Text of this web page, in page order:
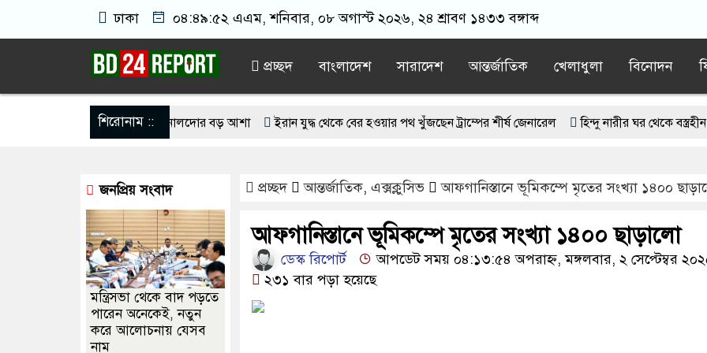
ঢাকা ০৪:৪৯:৫২ এএম, শনিবার, ০৮ অগাস্ট ২০২৬, ২৪ শ্রাবণ ১৪৩৩ বঙ্গাব্দ
প্রচ্ছদ বাংলাদেশ সারাদেশ আন্তর্জাতিক খেলাধুলা বিনোদন
শিরোনাম ::
হবে: ছেলেকে নিয়ে রোনালদোর বড় আশা ইরান যুদ্ধ থেকে বের হওয়ার পথ খুঁজছেন ট্রাম্পের শীর্ষ জেনারেল হিন্দু নারীর ঘর থেকে বস্ত্রহীন
চাপে মোদি সরকার রাশিয়ার জ্বালানি তেল কিনলেই ১০০% কর, বিপাকে ভারত শেখ হাসিনা ফিরলে তাকে ফাঁ/সির কাষ্ঠে নেওয়া হবে: রাশেদ
ছিল জনতার, কোনো রাজনৈতিক দলের নয়: রাষ্ট্রপতি
প্রচ্ছদ আন্তর্জাতিক, এক্সক্লুসিভ আফগানিস্তানে ভূমিকম্পে মৃতের সংখ্যা ১৪০০
আফগানিস্তানে ভূমিকম্পে মৃতের সংখ্যা ১৪০০ ছাড়ালো
ডেস্ক রিপোর্ট
আপডেট সময় ০৪:১৩:৫৪ অপরাহ্ন, মঙ্গলবার, ২ সেপ্টেম্বর
২৩১ বার পড়া হয়েছে
জনপ্রিয় সংবাদ
মন্ত্রিসভা থেকে বাদ পড়তে
পারেন অনেকেই, নতুন
করে আলোচনায় যেসব
নাম